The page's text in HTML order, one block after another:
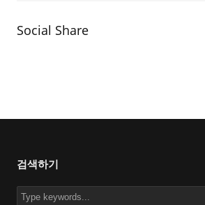
Social Share
검색하기